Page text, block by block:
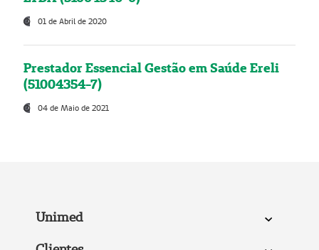
01 de Abril de 2020
Prestador Essencial Gestão em Saúde Ereli
(51004354-7)
04 de Maio de 2021
Unimed